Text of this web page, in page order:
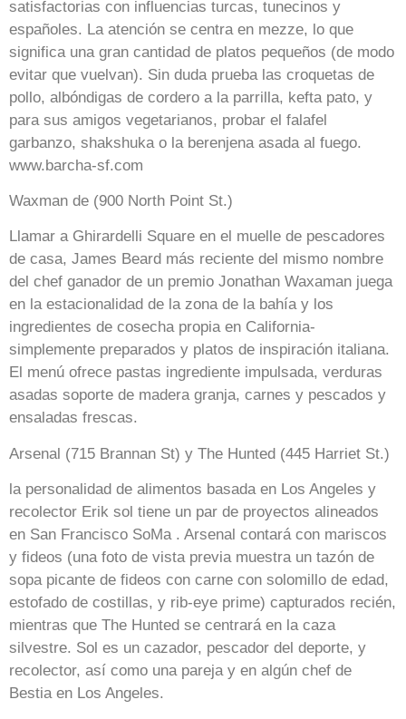
satisfactorias con influencias turcas, tunecinos y
españoles. La atención se centra en mezze, lo que
significa una gran cantidad de platos pequeños (de modo
evitar que vuelvan). Sin duda prueba las croquetas de
pollo, albóndigas de cordero a la parrilla, kefta pato, y
para sus amigos vegetarianos, probar el falafel
garbanzo, shakshuka o la berenjena asada al fuego.
www.barcha-sf.com
Waxman de (900 North Point St.)
Llamar a Ghirardelli Square en el muelle de pescadores
de casa, James Beard más reciente del mismo nombre
del chef ganador de un premio Jonathan Waxaman juega
en la estacionalidad de la zona de la bahía y los
ingredientes de cosecha propia en California-
simplemente preparados y platos de inspiración italiana.
El menú ofrece pastas ingrediente impulsada, verduras
asadas soporte de madera granja, carnes y pescados y
ensaladas frescas.
Arsenal (715 Brannan St) y The Hunted (445 Harriet St.)
la personalidad de alimentos basada en Los Angeles y
recolector Erik sol tiene un par de proyectos alineados
en San Francisco SoMa . Arsenal contará con mariscos
y fideos (una foto de vista previa muestra un tazón de
sopa picante de fideos con carne con solomillo de edad,
estofado de costillas, y rib-eye prime) capturados recién,
mientras que The Hunted se centrará en la caza
silvestre. Sol es un cazador, pescador del deporte, y
recolector, así como una pareja y en algún chef de
Bestia en Los Angeles.